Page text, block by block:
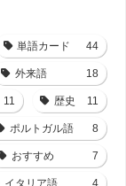
単語カード 44
外来語 18
11 歴史 11
ポルトガル語 8
おすすめ 7
イタリア語 4